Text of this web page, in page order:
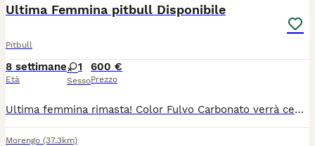
Ultima Femmina pitbull Disponibile
Pitbull
8 settimane
Età
1
Sesso
600 €
Prezzo
Ultima femmina rimasta! Color Fulvo Carbonato verrà ceduta dal 12/08/2026 Con microchip, vaccini, ciclo vermifugo completo, pedigree, iscrizione anagrafe canina e libretto sanitario. Genitori visibili. Prezzo leggermente trattabile
Morengo (37.3km)